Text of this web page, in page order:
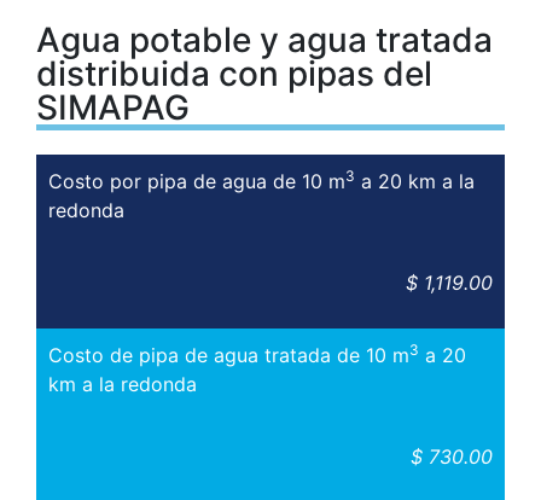
Agua potable y agua tratada
distribuida con pipas del
SIMAPAG
Costo por pipa de agua de 10 m3 a 20 km a la
redonda
$ 1,119.00
Costo de pipa de agua tratada de 10 m3 a 20
km a la redonda
$ 730.00